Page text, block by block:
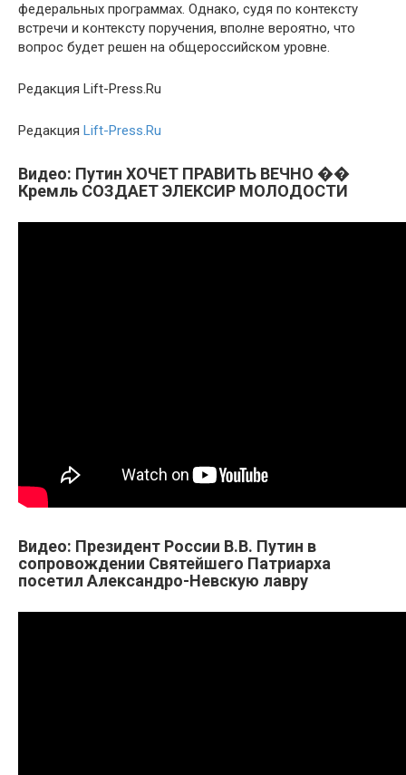
федеральных программах. Однако, судя по контексту
встречи и контексту поручения, вполне вероятно, что
вопрос будет решен на общероссийском уровне.
Редакция Lift-Press.Ru
Редакция Lift-Press.Ru
Видео: Путин ХОЧЕТ ПРАВИТЬ ВЕЧНО ��
Кремль СОЗДАЕТ ЭЛЕКСИР МОЛОДОСТИ
Видео: Президент России В.В. Путин в
сопровождении Святейшего Патриарха
посетил Александро-Невскую лавру